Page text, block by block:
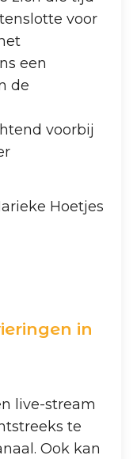
voor
een
de
voorbij
Hoetjes
in
live-stream
te
Ook kan